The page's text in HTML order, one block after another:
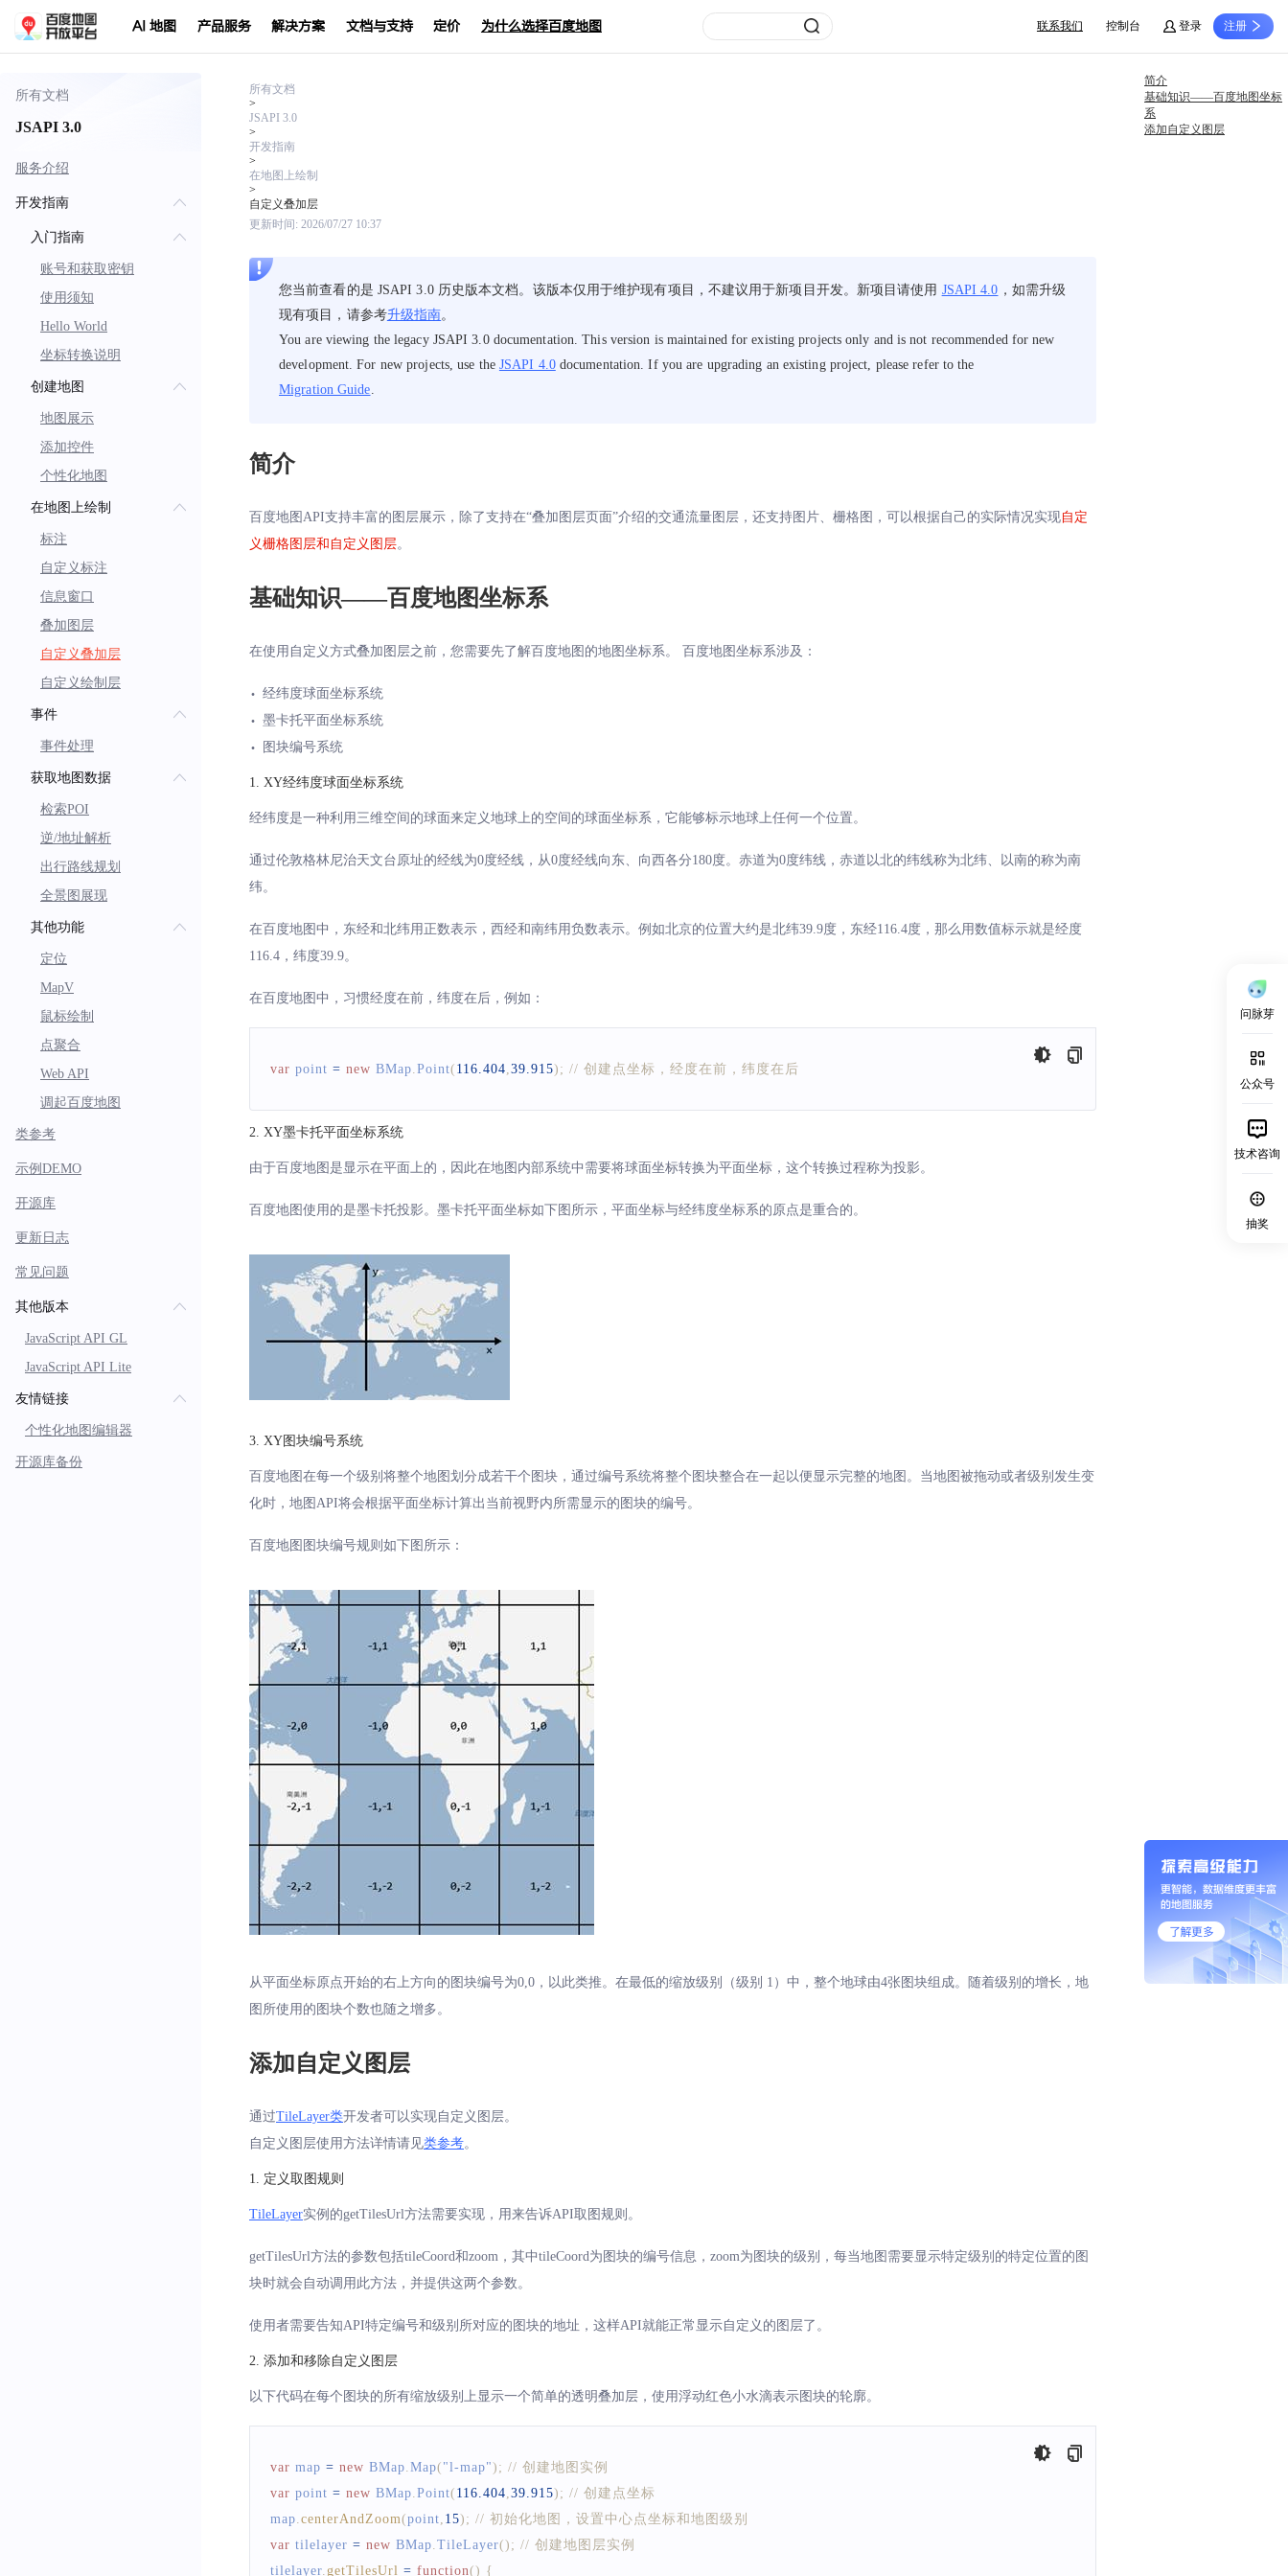
AI 地图 产品服务 解决方案 文档与支持 定价 为什么选择百度地图 联系我们 控制台 登录 注册
问脉芽
公众号
技术咨询
抽奖
所有文档
JSAPI 3.0
服务介绍
开发指南
入门指南
账号和获取密钥
使用须知
Hello World
坐标转换说明
创建地图
地图展示
添加控件
个性化地图
在地图上绘制
标注
自定义标注
信息窗口
叠加图层
自定义叠加层
自定义绘制层
事件
事件处理
获取地图数据
检索POI
逆/地址解析
出行路线规划
全景图展现
其他功能
定位
MapV
鼠标绘制
点聚合
Web API
调起百度地图
类参考
示例DEMO
开源库
更新日志
常见问题
其他版本
JavaScript API GL
JavaScript API Lite
友情链接
个性化地图编辑器
开源库备份
所有文档
>
JSAPI 3.0
>
开发指南
>
在地图上绘制
>
自定义叠加层
更新时间: 2026/07/27 10:37
您当前查看的是 JSAPI 3.0 历史版本文档。该版本仅用于维护现有项目，不建议用于新项目开发。新项目请使用 JSAPI 4.0 ，如需升级
现有项目，请参考升级指南。
You are viewing the legacy JSAPI 3.0 documentation. This version is maintained for existing projects only and is not recommended for new
development. For new projects, use the JSAPI 4.0documentation. If you are upgrading an existing project, please refer to the
Migration Guide
简介
百度地图API支持丰富的图层展示，除了支持在“叠加图层页面”介绍的交通流量图层，还支持图片、栅格图，可以根据自己的实际情况实现自定
义栅格图层和自定义图层。
基础知识——百度地图坐标系
在使用自定义方式叠加图层之前，您需要先了解百度地图的地图坐标系。 百度地图坐标系涉及：
经纬度球面坐标系统
墨卡托平面坐标系统
图块编号系统
1 XY经纬度球面坐标系统
经纬度是一种利用三维空间的球面来定义地球上的空间的球面坐标系，它能够标示地球上任何一个位置。
通过伦敦格林尼治天文台原址的经线为0度经线，从0度经线向东、向西各分180度。赤道为0度纬线，赤道以北的纬线称为北纬、以南的称为南
纬。
在百度地图中，东经和北纬用正数表示，西经和南纬用负数表示。例如北京的位置大约是北纬39.9度，东经116.4度，那么用数值标示就是经度
116.4，纬度39.9。
在百度地图中，习惯经度在前，纬度在后，例如：
var point = new BMap Point( 116.404 39.915) ; // 创建点坐标，经度在前，纬度在后
2 XY墨卡托平面坐标系统
由于百度地图是显示在平面上的，因此在地图内部系统中需要将球面坐标转换为平面坐标，这个转换过程称为投影。
百度地图使用的是墨卡托投影。墨卡托平面坐标如下图所示，平面坐标与经纬度坐标系的原点是重合的。
3 XY图块编号系统
百度地图在每一个级别将整个地图划分成若干个图块，通过编号系统将整个图块整合在一起以便显示完整的地图。当地图被拖动或者级别发生变
化时，地图API将会根据平面坐标计算出当前视野内所需显示的图块的编号。
百度地图图块编号规则如下图所示：
从平面坐标原点开始的右上方向的图块编号为0,0，以此类推。在最低的缩放级别（级别 1）中，整个地球由4张图块组成。随着级别的增长，地
图所使用的图块个数也随之增多。
添加自定义图层
通过TileLayer类开发者可以实现自定义图层。
自定义图层使用方法详情请见类参考。
1 定义取图规则
TileLayer实例的getTilesUrl方法需要实现，用来告诉API取图规则。
getTilesUrl方法的参数包括tileCoord和zoom，其中tileCoord为图块的编号信息，zoom为图块的级别，每当地图需要显示特定级别的特定位置的图
块时就会自动调用此方法，并提供这两个参数。
使用者需要告知API特定编号和级别所对应的图块的地址，这样API就能正常显示自定义的图层了。
2 添加和移除自定义图层
以下代码在每个图块的所有缩放级别上显示一个简单的透明叠加层，使用浮动红色小水滴表示图块的轮廓。
var map = new BMap Map( "l-map") ; // 创建地图实例
var point = new BMap Point( 116.404 39.915) ; // 创建点坐标
map centerAndZoom(point 15) ; // 初始化地图，设置中心点坐标和地图级别
var tilelayer = new BMap TileLayer() ; // 创建地图层实例
tilelayer getTilesUrl = function() {
简介
基础知识——百度地图坐标
系
添加自定义图层